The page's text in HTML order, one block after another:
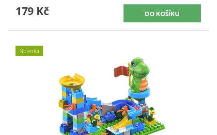
179 Kč
Novinka